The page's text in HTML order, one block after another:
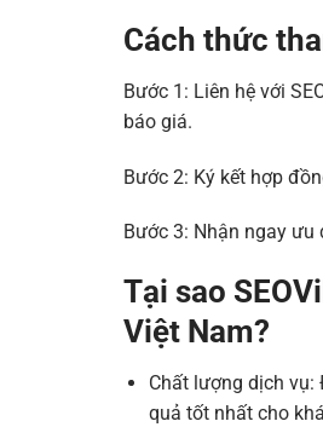
Cách thức
Bước 1: Liên hệ với
báo giá.
Bước 2: Ký kết hợp
Bước 3: Nhận ngay
Tại sao
Việt Nam?
Chất lượng dịch vụ:
quả tốt nhất cho